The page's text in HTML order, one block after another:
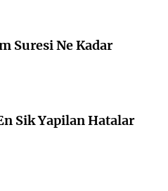
Suresi Ne Kadar
Sik Yapilan Hatalar